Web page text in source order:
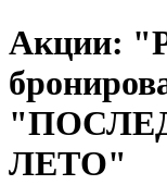
Акции:
ЛЕТО"